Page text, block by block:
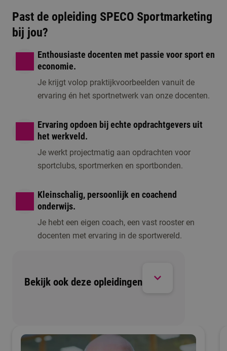
voorlichting of één
van de andere
activiteiten om kennis
te maken met de
opleiding.
Past de opleiding SPECO Sportmarketing
bij jou?
Enthousiaste docenten met passie voor sport en
economie.
Je krijgt volop praktijkvoorbeelden vanuit de
ervaring én het sportnetwerk van onze docenten.
Ervaring opdoen bij echte opdrachtgevers uit
het werkveld.
Je werkt projectmatig aan opdrachten voor
sportclubs, sportmerken en sportbonden.
Kleinschalig, persoonlijk en coachend
onderwijs.
Je hebt een eigen coach, een vast rooster en
docenten met ervaring in de sportwereld.
Bekijk ook deze opleidingen